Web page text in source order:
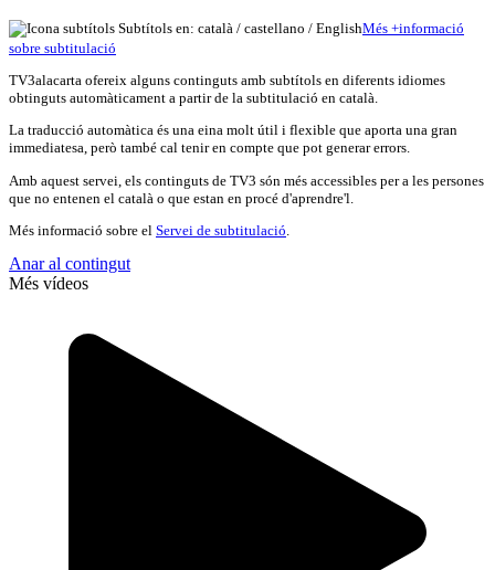
Subtítols en: català / castellano / EnglishMés +informació
sobre subtitulació
TV3alacarta ofereix alguns continguts amb subtítols en diferents idiomes
obtinguts automàticament a partir de la subtitulació en català.
La traducció automàtica és una eina molt útil i flexible que aporta una gran
immediatesa, però també cal tenir en compte que pot generar errors.
Amb aquest servei, els continguts de TV3 són més accessibles per a les persones
que no entenen el català o que estan en procé d'aprendre'l.
Més informació sobre el Servei de subtitulació
Anar al contingut
Més vídeos